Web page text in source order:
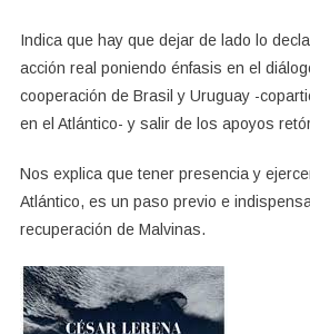
Indica que hay que dejar de lado lo
acción real poniendo énfasis en el
cooperación de Brasil y Uruguay -
en el Atlántico- y salir de los apoyos
Nos explica que tener presencia y
Atlántico, es un paso previo e
recuperación de Malvinas.